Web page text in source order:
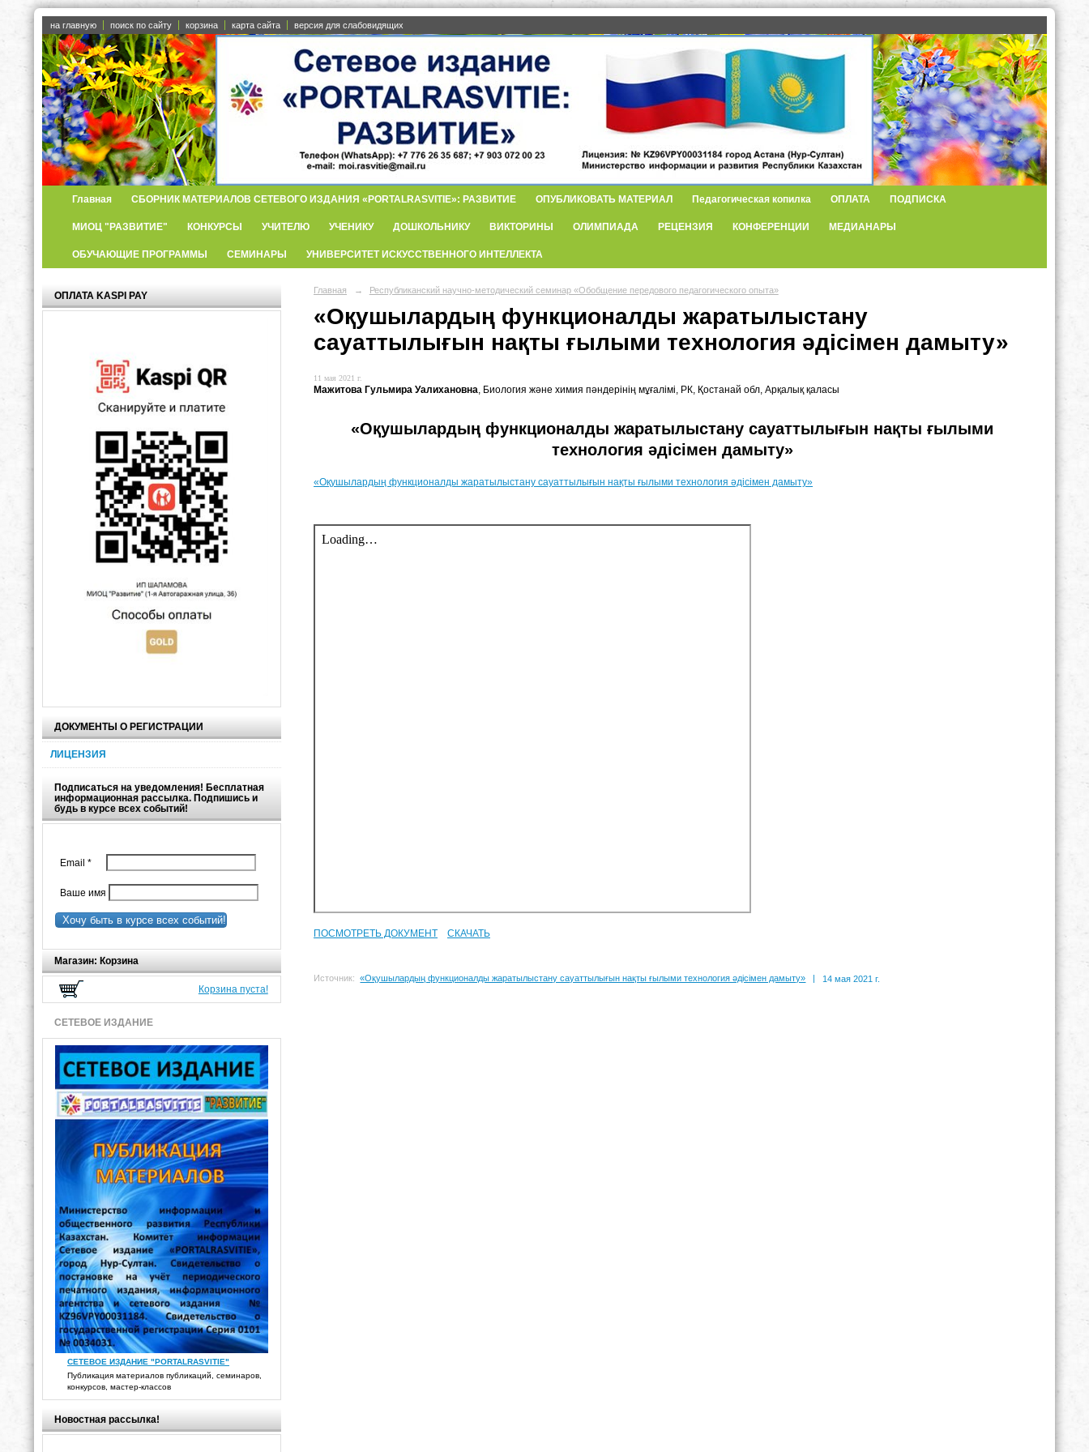
на главную поиск по сайту корзина карта сайта версия для слабовидящих
Главная СБОРНИК МАТЕРИАЛОВ СЕТЕВОГО ИЗДАНИЯ «PORTALRASVITIE»: РАЗВИТИЕ ОПУБЛИКОВАТЬ МАТЕРИАЛ Педагогическая копилка ОПЛАТА ПОДПИСКА
МИОЦ "РАЗВИТИЕ" КОНКУРСЫ УЧИТЕЛЮ УЧЕНИКУ ДОШКОЛЬНИКУ ВИКТОРИНЫ ОЛИМПИАДА РЕЦЕНЗИЯ КОНФЕРЕНЦИИ МЕДИАНАРЫ
ОБУЧАЮЩИЕ ПРОГРАММЫ СЕМИНАРЫ УНИВЕРСИТЕТ ИСКУССТВЕННОГО ИНТЕЛЛЕКТА
ОПЛАТА KASPI PAY
ДОКУМЕНТЫ О РЕГИСТРАЦИИ
ЛИЦЕНЗИЯ
Подписаться на уведомления! Бесплатная
информационная рассылка. Подпишись и
будь в курсе всех событий!
Email *
Ваше имя
Хочу быть в курсе всех событий!
Магазин: Корзина
Корзина пуста!
СЕТЕВОЕ ИЗДАНИЕ
СЕТЕВОЕ ИЗДАНИЕ "PORTALRASVITIE"
Публикация материалов публикаций, семинаров,
конкурсов, мастер-классов
Новостная рассылка!
Главная → Республиканский научно-методический семинар «Обобщение передового педагогического опыта»
«Оқушылардың функционалды жаратылыстану
сауаттылығын нақты ғылыми технология әдісімен дамыту»
11 мая 2021 г.
Мажитова Гульмира Уалихановна , Биология және химия пәндерінің мұғалімі, РК, Қостанай обл, Арқалық қаласы
«Оқушылардың функционалды жаратылыстану сауаттылығын нақты ғылыми
технология әдісімен дамыту»
«Оқушылардың функционалды жаратылыстану сауаттылығын нақты ғылыми технология әдісімен дамыту»
ПОСМОТРЕТЬ ДОКУМЕНТ СКАЧАТЬ
Источник: «Оқушылардың функционалды жаратылыстану сауаттылығын нақты ғылыми технология әдісімен дамыту» 14 мая 2021 г.